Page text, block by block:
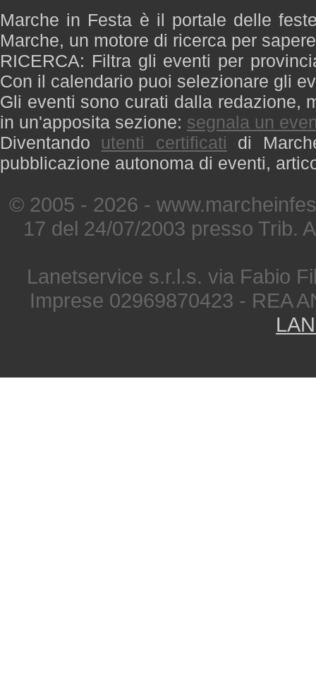
Marche in Festa è il portale delle
Marche, un motore di ricerca per
RICERCA: Filtra gli eventi per
Con il calendario puoi selezionare gli
Gli eventi sono curati dalla redazione,
in un'apposita sezione: segnala un
Diventando utenti certificati di
pubblicazione autonoma di eventi,
© 2005 - 2026 -
17 del 24/07/2003 presso Trib.
Lanetservice s.r.l.s. via Fabio
Imprese 02969870423 - REA